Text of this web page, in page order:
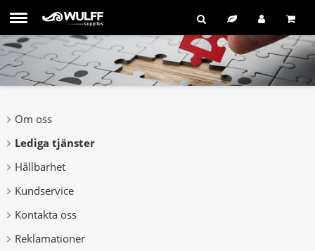
Om oss
Lediga tjänster
Hållbarhet
Kundservice
Kontakta oss
Reklamationer